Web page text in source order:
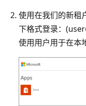
使用在我们的新租
下格式登录：
使用用户用于在本